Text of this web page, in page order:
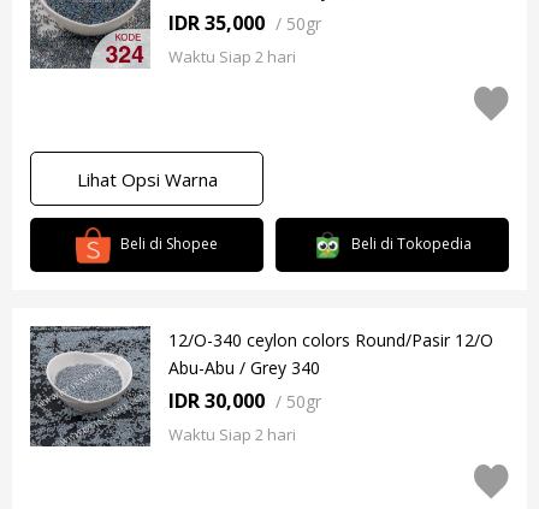
IDR 35,000 / 50gr
Waktu Siap 2 hari
Lihat Opsi Warna
Beli di Shopee Beli di Tokopedia
12/O-340 ceylon colors Round/Pasir 12/O
Abu-Abu / Grey 340
IDR 30,000 / 50gr
Waktu Siap 2 hari